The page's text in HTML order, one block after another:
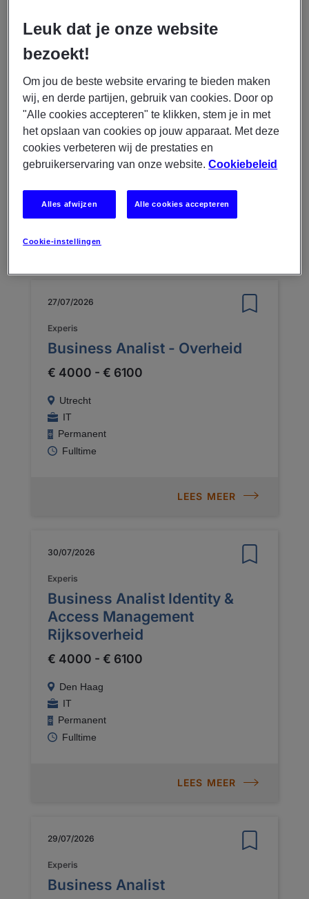
04/08/2026
Experis
Junior Business Analist -
Overheid
€ 3400 - € 5300
Den Haag
IT
Fulltime
27/07/2026
Experis
Business Analist - Overheid
€ 4000 - € 6100
Utrecht
IT
Permanent
Fulltime
LEES MEER
30/07/2026
Experis
Business Analist Identity &
Access Management
Rijksoverheid
€ 4000 - € 6100
Den Haag
IT
Permanent
Fulltime
LEES MEER
29/07/2026
Experis
Business Analist
Leuk dat je onze website
bezoekt!
Om jou de beste website ervaring te bieden maken
wij, en derde partijen, gebruik van cookies. Door op
"Alle cookies accepteren" te klikken, stem je in met
het opslaan van cookies op jouw apparaat. Met deze
cookies verbeteren wij de prestaties en
gebruikerservaring van onze website.Cookiebeleid
Cookie-instellingen
Alles afwijzen Alle cookies accepteren